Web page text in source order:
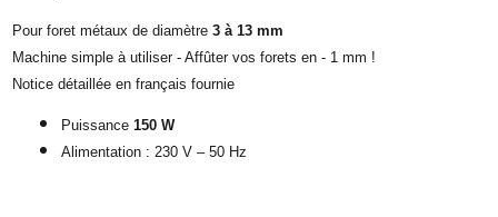
Pour foret métaux de diamètre 3 à 13 mm
Machine simple à utiliser - Affûter vos forets en - 1 mm !
Notice détaillée en français fournie
Puissance 150 W
Alimentation : 230 V – 50 Hz